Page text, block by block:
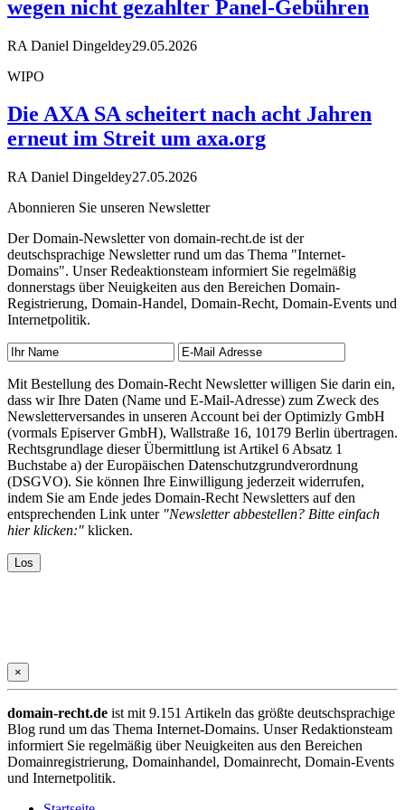
wegen nicht gezahlter Panel-Gebühren
RA Daniel Dingeldey29.05.2026
WIPO
Die AXA SA scheitert nach acht Jahren
erneut im Streit um axa.org
RA Daniel Dingeldey27.05.2026
Abonnieren Sie unseren Newsletter
Der Domain-Newsletter von domain-recht.de ist der
deutschsprachige Newsletter rund um das Thema "Internet-
Domains". Unser Redeaktionsteam informiert Sie regelmäßig
donnerstags über Neuigkeiten aus den Bereichen Domain-
Registrierung, Domain-Handel, Domain-Recht, Domain-Events und
Internetpolitik.
Mit Bestellung des Domain-Recht Newsletter willigen Sie darin ein,
dass wir Ihre Daten (Name und E-Mail-Adresse) zum Zweck des
Newsletterversandes in unseren Account bei der Optimizly GmbH
(vormals Episerver GmbH), Wallstraße 16, 10179 Berlin übertragen.
Rechtsgrundlage dieser Übermittlung ist Artikel 6 Absatz 1
Buchstabe a) der Europäischen Datenschutzgrundverordnung
(DSGVO). Sie können Ihre Einwilligung jederzeit widerrufen,
indem Sie am Ende jedes Domain-Recht Newsletters auf den
entsprechenden Link unter "Newsletter abbestellen? Bitte einfach
hier klicken:" klicken.
×
domain-recht.de ist mit 9.151 Artikeln das größte deutschsprachige
Blog rund um das Thema Internet-Domains. Unser Redaktionsteam
informiert Sie regelmäßig über Neuigkeiten aus den Bereichen
Domainregistrierung, Domainhandel, Domainrecht, Domain-Events
und Internetpolitik.